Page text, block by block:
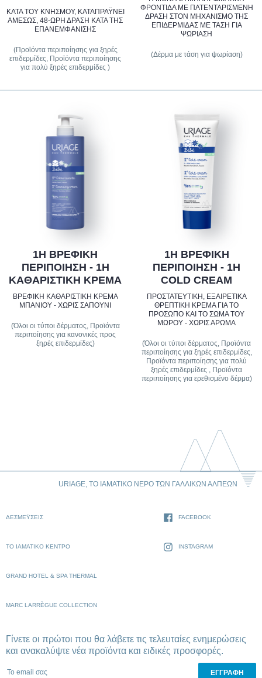
ΚΑΤΆ ΤΟΥ ΚΝΗΣΜΟΎ, ΚΑΤΑΠΡΑΫ́ΝΕΙ
ΑΜΈΣΩΣ, 48-ΩΡΗ ΔΡΆΣΗ ΚΑΤΆ ΤΗΣ
ΕΠΑΝΕΜΦΆΝΙΣΗΣ
(Προϊόντα περιποίησης για ξηρές
επιδερμίδες, Προϊόντα περιποίησης
για πολύ ξηρές επιδερμίδες )
ΦΡΟΝΤΊΔΑ ΜΕ ΠΑΤΕΝΤΑΡΙΣΜΈΝΗ
ΔΡΆΣΗ ΣΤΟΝ ΜΗΧΑΝΙΣΜΌ ΤΗΣ
ΕΠΙΔΕΡΜΊΔΑΣ ΜΕ ΤΆΣΗ ΓΙΑ
ΨΩΡΊΑΣΗ
(Δέρμα με τάση για ψωρίαση)
1Η ΒΡΕΦΙΚΗ
ΠΕΡΙΠΟΙΗΣΗ - 1Η
ΚΑΘΑΡΙΣΤΙΚΗ ΚΡΕΜΑ
ΒΡΕΦΙΚΗ ΚΑΘΑΡΙΣΤΙΚΗ ΚΡΕΜΑ
ΜΠΑΝΙΟΥ - ΧΩΡΙΣ ΣΑΠΟΥΝΙ
(Όλοι οι τύποι δέρματος, Προϊόντα
περιποίησης για κανονικές προς
ξηρές επιδερμίδες)
1Η ΒΡΕΦΙΚΗ
ΠΕΡΙΠΟΙΗΣΗ - 1Η
COLD CREAM
ΠΡΟΣΤΑΤΕΥΤΙΚΗ, ΕΞΑΙΡΕΤΙΚΑ
ΘΡΕΠΤΙΚΗ ΚΡΕΜΑ ΓΙΑ ΤΟ
ΠΡΟΣΩΠΟ ΚΑΙ ΤΟ ΣΩΜΑ ΤΟΥ
ΜΩΡΟΥ - ΧΩΡΙΣ ΑΡΩΜΑ
(Όλοι οι τύποι δέρματος, Προϊόντα
περιποίησης για ξηρές επιδερμίδες,
Προϊόντα περιποίησης για πολύ
ξηρές επιδερμίδες , Προϊόντα
περιποίησης για ερεθισμένο δέρμα)
URIAGE, ΤΟ ΙΑΜΑΤΙΚΌ ΝΕΡΌ ΤΩΝ ΓΑΛΛΙΚΏΝ ΆΛΠΕΩΝ
ΔΕΣΜΈΥΣΕΙΣ
ΤΟ ΙΑΜΑΤΙΚΌ ΚΈΝΤΡΟ
GRAND HOTEL & SPA THERMAL
MARC LARRÈGUE COLLECTION
FACEBOOK
INSTAGRAM
Γίνετε οι πρώτοι που θα λάβετε τις τελευταίες ενημερώσεις
και ανακαλύψτε νέα προϊόντα και ειδικές προσφορές.
To email σας